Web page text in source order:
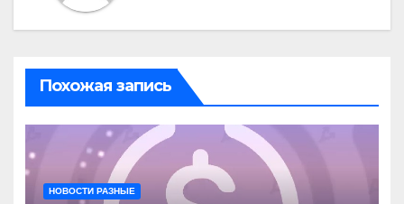
Похожая запись
НОВОСТИ РАЗНЫЕ